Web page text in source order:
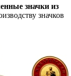
значки из
значков